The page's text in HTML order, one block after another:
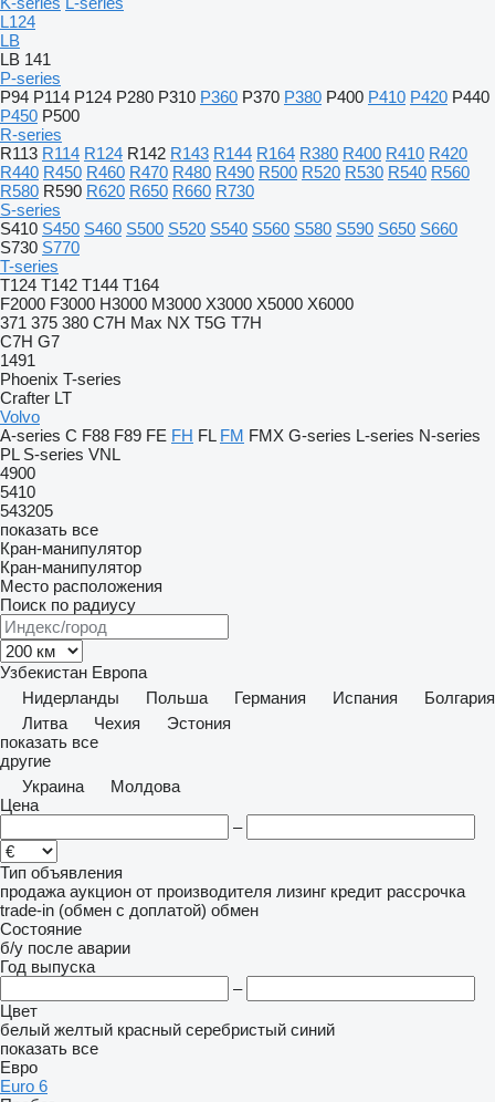
L124
LB
LB 141
P-series
P94 P114 P124 P280 P310 P360 P370 P380 P400 P410 P420 P440
P450 P500
R-series
R113 R114 R124 R142 R143 R144 R164 R380 R400 R410 R420
R440 R450 R460 R470 R480 R490 R500 R520 R530 R540 R560
R580 R590 R620 R650 R660 R730
S-series
S410 S450 S460 S500 S520 S540 S560 S580 S590 S650 S660
S730 S770
T-series
T124 T142 T144 T164
F2000 F3000 H3000 M3000 X3000 X5000 X6000
371 375 380 C7H Max NX T5G T7H
C7H G7
1491
Phoenix T-series
Crafter LT
Volvo
A-series C F88 F89 FE FH FL FM FMX G-series L-series N-series
PL S-series VNL
4900
5410
543205
показать все
Кран-манипулятор
Кран-манипулятор
Место расположения
Поиск по радиусу
Узбекистан Европа
Нидерланды
Польша Германия Испания
Болгария
Литва
Чехия
Эстония
показать все
другие
Украина
Молдова
Цена
–
Тип объявления
продажа аукцион от производителя лизинг кредит рассрочка
trade-in (обмен с доплатой) обмен
Состояние
б/у после аварии
Год выпуска
–
Цвет
белый желтый красный серебристый синий
показать все
Евро
Euro 6